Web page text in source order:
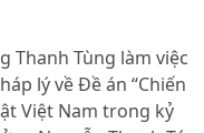
Thanh Tùng làm việc
lý về Đề án “Chiến
Việt Nam trong kỷ